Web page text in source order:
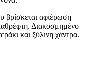
βρίσκεται αφιέρωση
Διακοσμημένο
και ξύλινη χάντρα.